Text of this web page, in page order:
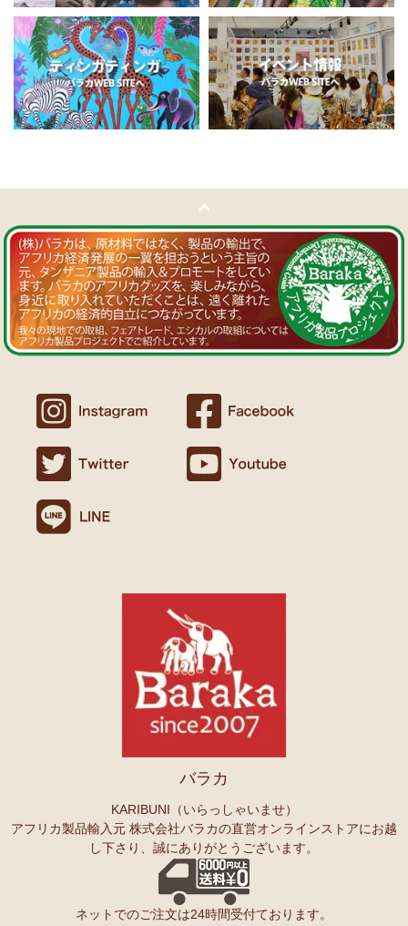
11/5：ティンガティンガ・アート～チャリンダの作品コーナー新
入荷！
私たちバラカは、チャリンダが遺してくださった作品を、これか
らも大切に紹介してまいります。
11/4：ティンガティンガ・アート～マサイの作品新入荷！
ューナッツ＜素焼き＞ 賞味期限切れ大特価！～期間限定 在庫限り
11/1：【MOTTAINAI】～もったいないセール～タンザニア産カシ
ューナッツ＜うす塩＞ 賞味期限切れ大特価！
～期間限定 在庫限り
11/1：アフリカ・ガラスビーズ ジュエリー 新入荷！トレーディン
グビーズ～現地職人の特別注文による一点もの～
コーナー新入荷！～人気作家の作品限定入荷～
10/27：ティンガティンガ・アート～Sサイズの作品 新入荷！作家
名ごとに2つのカテゴリーでご紹介します
→ 作家名 A―L
→ 作家名 M―Z
10/24：
サリーコーナー新入荷！～天然素材 環境配慮したエシカル製品～
荷！～アフリカの色×こさえたん～
カンガ～アフリカの生活布～ 人気柄が限定数再入荷！現
マサイシュカ アフリカの布ページに新入荷！
マサイ民族のマント 軽くおしゃれなブランケット
スクエアトートバッグ～キテンゲ本革仕立て
◇ハイクオリティ◇で仕立てた新作登場！『ニッポンの技×アフリ
10/20：ミニころりんハンドバッグ～キテンゲ本革仕立て～キテ
ンゲ◇ハイクオリティ◇で仕立てた新作登場！『ニッポンの技×ア
長財布L字ファスナー～キテンゲ本革仕立て
ハイクオリティ◇で仕立てた新作登場！『ニッポンの技×アフリカ
Ｔさまより ソープストーン絵皿へのご感想
アフリカン調の雑貨を並べて、玄関でキーを入れて見せるインテリア
として使っています。
重さがあり安定感があるので使いやすいと思います。
以前にもカンガを購入したのですが、気に入って毎日のように着てい
カンガスタイル、アフリカンファッションを広める活動中！
Ｍさまより カンガへのご感想
バラカのショップは、カンガも端処理してあってすぐ着れるし、カフ
タンも、このワンピースも、脇が大きく開いているので、素肌寝（家
でも外でも）にとてもイイと思う。
アフリカンピアス３７ カウボーンマーブルが届きました。
しっかりした作りでイメージ通りの品でした。
似たテイストのネックレスを持っていて、合わせるピアスを探してい
連絡や包装などもよかったです。
Ｏさまより キテンゲへのご感想
無事、商品受け取りました。ありがとうございますっ。
また、バラカさんのイベントにもお邪魔できたらと思います。
Ｓさまより あったか裏ボア！キテンゲ ネックウォーマー
どれも素敵な柄で迷いますね。全部やっぱりかわいい。家族にプレセ
ントも考えているので、思いっきり買おうと思います。
上高地の山に行ったときに、アフリカと日本の山のマッチング合うな
ーと思ってネックウォーマーを身に着けました。
Ｏさまより ザンジバルスパイスMIXスパイスのご感想
実は、昨年4月にイベントで購入して以来、未使用だったのですが、
年明けから使い始め、これはおいしい！と思い、今回たくさん購入さ
せていただきました。
友人にもプレゼントしたいと思います♪
スパイスが持つ可能性も奥深いですよね。
Ｓさまより カシューナッツへのご感想
バラカ
KARIBUNI（いらっしゃいませ）
アフリカ製品輸入元 株式会社バラカの直営オンラインストアにお越
し下さり、誠にありがとうございます。
ネットでのご注文は24時間受付ております。